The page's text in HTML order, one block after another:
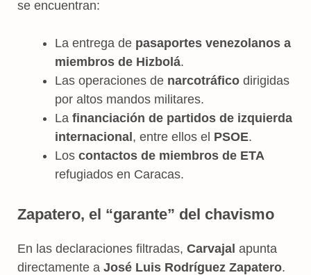
se encuentran:
La entrega de pasaportes venezolanos a
miembros de Hizbolá.
Las operaciones de narcotráfico dirigidas
por altos mandos militares.
La financiación de partidos de izquierda
internacional, entre ellos el PSOE.
Los contactos de miembros de ETA
refugiados en Caracas.
Zapatero, el “garante” del chavismo
En las declaraciones filtradas, Carvajal apunta
directamente a José Luis Rodríguez Zapatero.